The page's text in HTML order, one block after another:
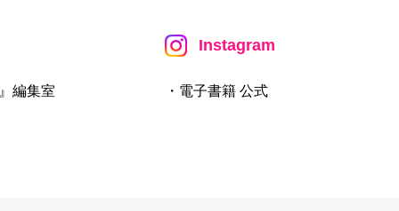
編集室
Instagram
・電子書籍 公式